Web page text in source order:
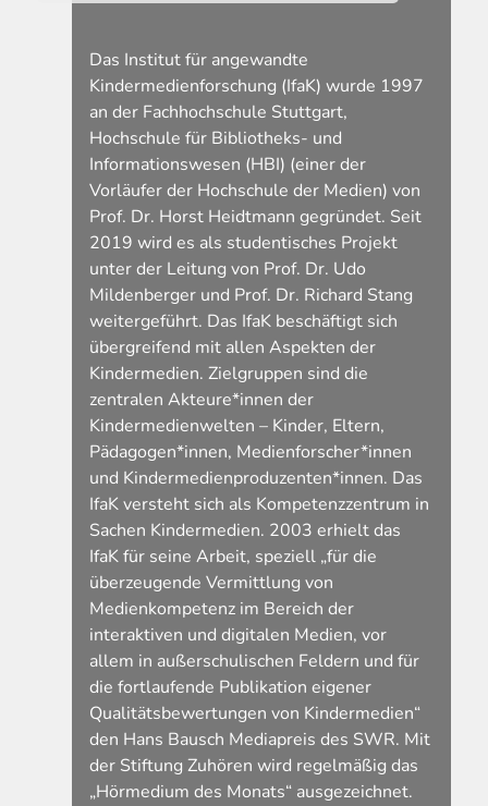
Das Institut für angewandte
Kindermedienforschung (IfaK) wurde 1997
an der Fachhochschule Stuttgart,
Hochschule für Bibliotheks- und
Informationswesen (HBI) (einer der
Vorläufer der Hochschule der Medien) von
Prof. Dr. Horst Heidtmann gegründet. Seit
2019 wird es als studentisches Projekt
unter der Leitung von Prof. Dr. Udo
Mildenberger und Prof. Dr. Richard Stang
weitergeführt. Das IfaK beschäftigt sich
übergreifend mit allen Aspekten der
Kindermedien. Zielgruppen sind die
zentralen Akteure*innen der
Kindermedienwelten – Kinder, Eltern,
Pädagogen*innen, Medienforscher*innen
und Kindermedienproduzenten*innen. Das
IfaK versteht sich als Kompetenzzentrum in
Sachen Kindermedien. 2003 erhielt das
IfaK für seine Arbeit, speziell „für die
überzeugende Vermittlung von
Medienkompetenz im Bereich der
interaktiven und digitalen Medien, vor
allem in außerschulischen Feldern und für
die fortlaufende Publikation eigener
Qualitätsbewertungen von Kindermedien“
den Hans Bausch Mediapreis des SWR. Mit
der Stiftung Zuhören wird regelmäßig das
„Hörmedium des Monats“ ausgezeichnet.